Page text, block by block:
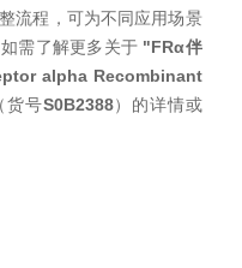
流程，可为不同应用场景
需了解更多关于 "FRα伴
alpha Recombinant
货号S0B2388）的详情或